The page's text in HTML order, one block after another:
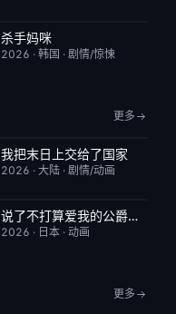
更新至第04集
杀手妈咪
2026 · 韩国 · 剧情/惊悚
更多
更新至第32集 4.0
我把末日上交给了国家
2026 · 大陆· 剧情/动画
更新至第06集 3.0说了不打算爱我的公爵继承人，不知为何对我宠爱有加
2026 · 日本· 动画
更多